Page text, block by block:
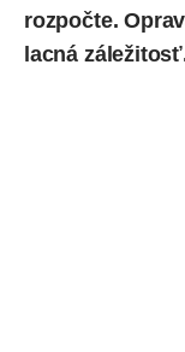
rozpočte.
lacná